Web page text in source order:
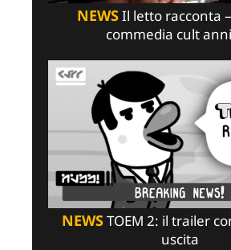
NEWSIl letto racconta
commedia cult
NEWSTOEM 2: il trailer
uscita